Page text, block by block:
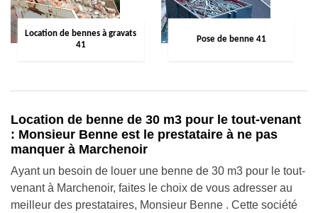
Location de bennes à gravats
41
Pose de benne 41
Location de benne de 30 m3 pour le tout-venant
: Monsieur Benne est le prestataire à ne pas
manquer à Marchenoir
Ayant un besoin de louer une benne de 30 m3 pour le tout-
venant à Marchenoir, faites le choix de vous adresser au
meilleur des prestataires, Monsieur Benne . Cette société